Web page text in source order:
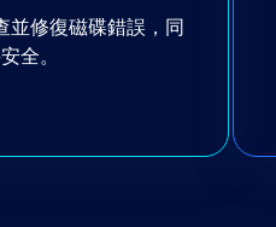
並修復磁碟錯誤，同
全。